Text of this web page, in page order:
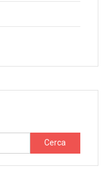
Ricerca
per: